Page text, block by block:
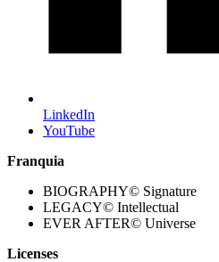
LinkedIn
YouTube
Franquia
BIOGRAPHY© Signature
LEGACY© Intellectual
EVER AFTER© Universe
Licenses